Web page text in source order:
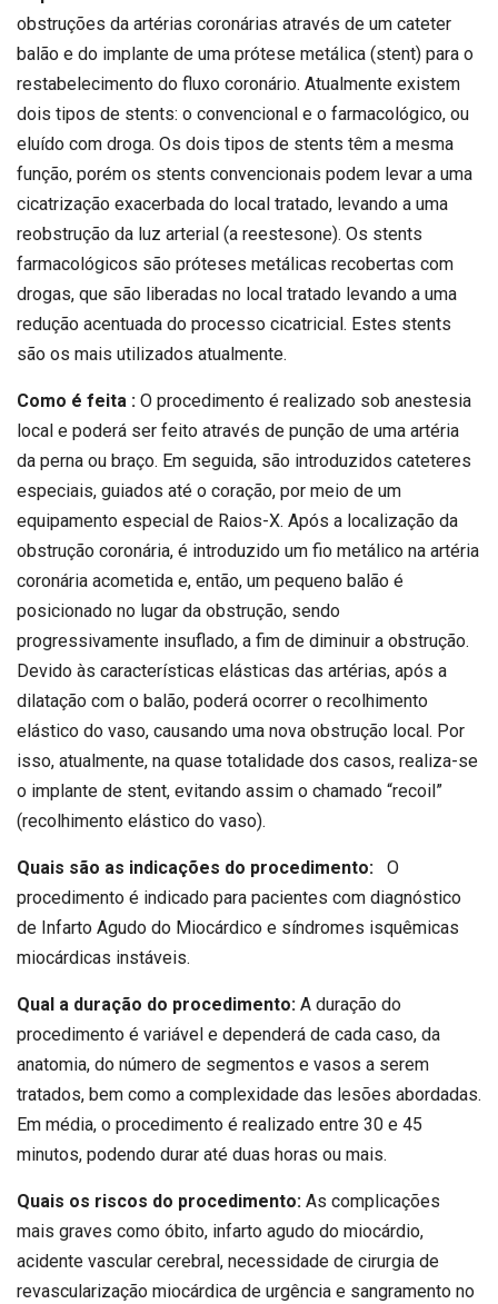
obstruções da artérias coronárias através de um cateter
balão e do implante de uma prótese metálica (stent) para o
restabelecimento do fluxo coronário. Atualmente existem
dois tipos de stents: o convencional e o farmacológico, ou
eluído com droga. Os dois tipos de stents têm a mesma
função, porém os stents convencionais podem levar a uma
cicatrização exacerbada do local tratado, levando a uma
reobstrução da luz arterial (a reestesone). Os stents
farmacológicos são próteses metálicas recobertas com
drogas, que são liberadas no local tratado levando a uma
redução acentuada do processo cicatricial. Estes stents
são os mais utilizados atualmente.
Como é feita : O procedimento é realizado sob anestesia
local e poderá ser feito através de punção de uma artéria
da perna ou braço. Em seguida, são introduzidos cateteres
especiais, guiados até o coração, por meio de um
equipamento especial de Raios-X. Após a localização da
obstrução coronária, é introduzido um fio metálico na artéria
coronária acometida e, então, um pequeno balão é
posicionado no lugar da obstrução, sendo
progressivamente insuflado, a fim de diminuir a obstrução.
Devido às características elásticas das artérias, após a
dilatação com o balão, poderá ocorrer o recolhimento
elástico do vaso, causando uma nova obstrução local. Por
isso, atualmente, na quase totalidade dos casos, realiza-se
o implante de stent, evitando assim o chamado “recoil”
(recolhimento elástico do vaso).
Quais são as indicações do procedimento: O
procedimento é indicado para pacientes com diagnóstico
de Infarto Agudo do Miocárdico e síndromes isquêmicas
miocárdicas instáveis.
Qual a duração do procedimento: A duração do
procedimento é variável e dependerá de cada caso, da
anatomia, do número de segmentos e vasos a serem
tratados, bem como a complexidade das lesões abordadas.
Em média, o procedimento é realizado entre 30 e 45
minutos, podendo durar até duas horas ou mais.
Quais os riscos do procedimento: As complicações
mais graves como óbito, infarto agudo do miocárdio,
acidente vascular cerebral, necessidade de cirurgia de
revascularização miocárdica de urgência e sangramento no